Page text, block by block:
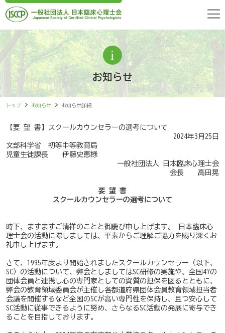
お知らせ
トップ お知らせ お知らせ詳細
【要 望 書】スクールカウンセラーの選考について
2024年3月25日
文部科学省 初等中等教育局
児童生徒課長 伊藤史恵様
一般社団法人 日本臨床心理士会
会長 高田晃
要 望 書
スクールカウンセラーの選考について
時下、ますますご清祥のことと御慶び申し上げます。 日本臨床心
理士会の活動に際しましては、平素からご理解ご協力を賜り深くお
礼申し上げます。
さて、1995年度より開始されましたスクールカウンセラー（以下、
SC）の活動について、弊会としましてはSC研修の実施や、全国47の
団体会員と連携し心の専門家としての資質の担保を図るとともに、
弊会の教育領域委員会が主催し各都道府県団体会員教育領域担当者
会議を開催するなど全国のSCが高い専門性を保持し、且つ安心して
SC活動に従事できるように努め、さらなるSC活動の発展に寄与でき
ることを目指しております。